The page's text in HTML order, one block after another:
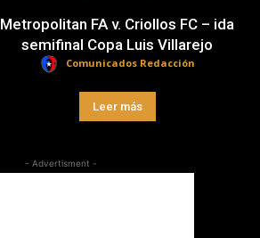
Metropolitan FA v. Criollos FC – ida
semifinal Copa Luis Villarejo
Comunicados Redacción
Leer más
- Advertisment -